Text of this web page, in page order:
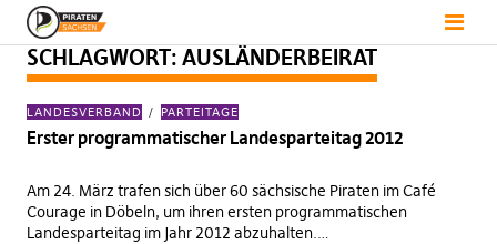
SCHLAGWORT: AUSLÄNDERBEIRAT
LANDESVERBAND PARTEITAGE
Erster programmatischer Landesparteitag 2012
Am 24. März trafen sich über 60 sächsische Piraten im Café
Courage in Döbeln, um ihren ersten programmatischen
Landesparteitag im Jahr 2012 abzuhalten.…